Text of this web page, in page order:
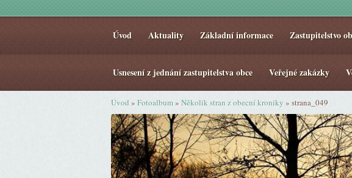
Úvod Aktuality Základní informace Zastupitelstvo
Usnesení z jednání zastupitelstva obce Veřejné zakázky
Úvod » Fotoalbum» Několik stran z obecní kroniky » strana_049